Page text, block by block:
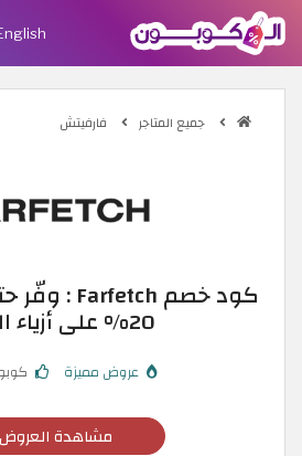
جميع المتاجر فارفيتش
20% على أزياء الرجال
عروض مميزة
مشاهدة العروض